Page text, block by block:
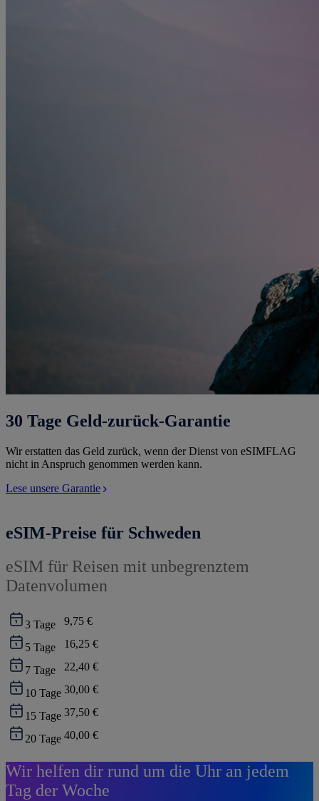
30 Tage Geld-zurück-Garantie
Wir erstatten das Geld zurück, wenn der Dienst von eSIMFLAG
nicht in Anspruch genommen werden kann.
Lese unsere Garantie
eSIM-Preise für Schweden
eSIM für Reisen mit unbegrenztem
Datenvolumen
3 Tage 9,75 €
5 Tage 16,25 €
7 Tage 22,40 €
10 Tage 30,00 €
15 Tage 37,50 €
20 Tage 40,00 €
Wir helfen dir rund um die Uhr an jedem
Tag der Woche